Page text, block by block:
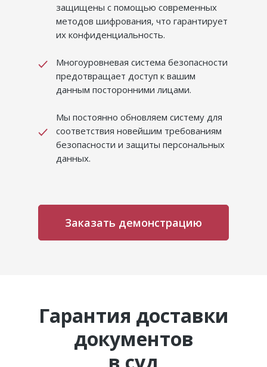
защищены с помощью современных
методов шифрования, что гарантирует
их конфиденциальность.
Многоуровневая система безопасности
предотвращает доступ к вашим
данным посторонними лицами.
Мы постоянно обновляем систему для
соответствия новейшим требованиям
безопасности и защиты персональных
данных.
Заказать демонстрацию
Гарантия доставки
документов